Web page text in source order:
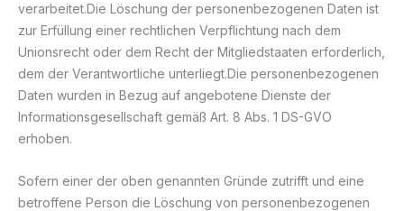
verarbeitet.Die Löschung der personenbezogenen Daten ist
zur Erfüllung einer rechtlichen Verpflichtung nach dem
Unionsrecht oder dem Recht der Mitgliedstaaten erforderlich,
dem der Verantwortliche unterliegt.Die personenbezogenen
Daten wurden in Bezug auf angebotene Dienste der
Informationsgesellschaft gemäß Art. 8 Abs. 1 DS-GVO
erhoben.
Sofern einer der oben genannten Gründe zutrifft und eine
betroffene Person die Löschung von personenbezogenen